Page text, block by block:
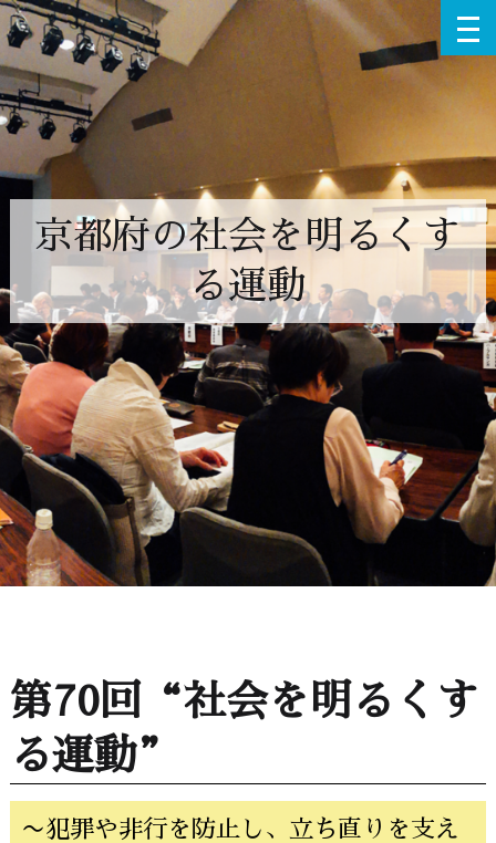
京都府の社会を明るくす
る運動
第70回“社会を明るくす
る運動”
〜犯罪や非行を防止し、立ち直りを支え